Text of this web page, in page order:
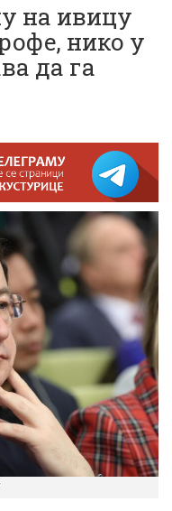
на ивицу
нико у
да га